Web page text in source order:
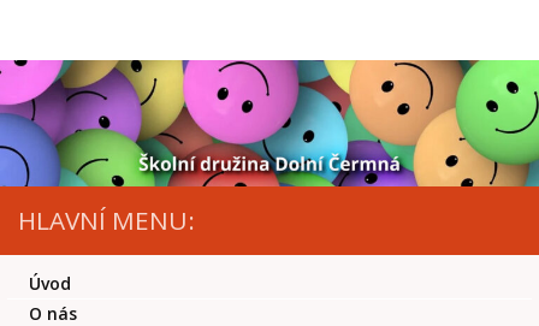
HLAVNÍ MENU:
Úvod
O nás